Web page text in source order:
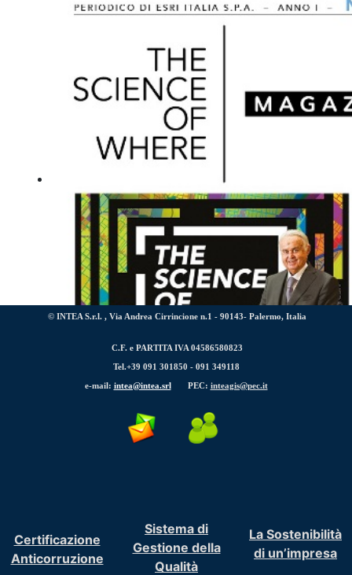
© INTEA S.r.l. , Via Andrea Cirrincione n.1 - 90143- Palermo, Italia
C.F. e PARTITA IVA 04586580823
Tel.+39 091 301850 - 091 349118
e-mail: intea@intea.srl PEC: inteagis@pec.it
Certificazione
Anticorruzione
Sistema di
Gestione della
Qualità
La Sostenibilità
di un’impresa